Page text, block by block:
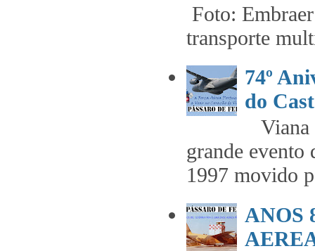
Foto:
transporte
74º
do
Viana
grande evento
1997 movido
ANOS